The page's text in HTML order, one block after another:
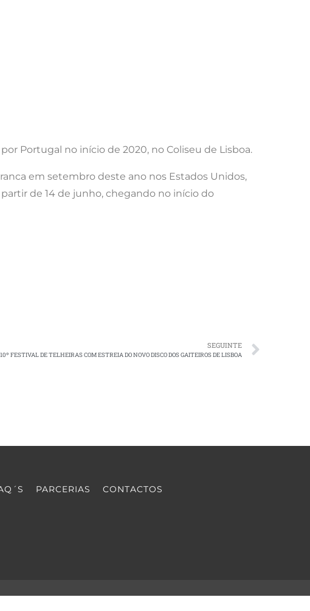
Portugal no início de 2020, no Coliseu de Lisboa.
em setembro deste ano nos Estados Unidos,
de 14 de junho, chegando no início do
SEGUINTE
10º FESTIVAL DE TELHEIRAS COM ESTREIA DO NOVO DISCO DOS GAITEIROS DE LISBOA
PARCERIAS CONTACTOS